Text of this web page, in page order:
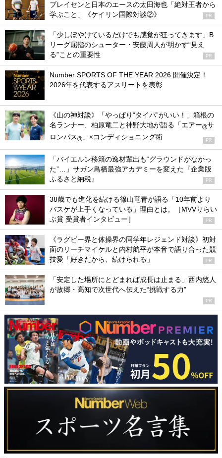
ブレイセンと日本のエースの太田海也「絶対王者から
学ぶこと」《ケイリン国際対談②》
PR
「少しぼやけているだけでも感覚が狂ってきます」B
リーグ屈指のシューター・安藤周人が明かす“見え
る”ことの重要性
PR
Number SPORTS OF THE YEAR 2026 開催決定！
2026年を代表するアスリートを表彰
《山の神対談》「やっぱり“タイパ”がいい！」箱根の
名ランナー、柏原竜二と神野大地が語る「エアー®サ
ロンパス® 」×コンディショニング術 PR
「バイエルン移籍の逸材輩出も“グラウンドがなかっ
た”…」サガン鳥栖最強アカデミーを変えた『企業版
ふるさと納税』
PR
38歳でも進化を続ける篠山竜青が語る「10年前より
バスケが上手くなっている」理由とは。［MVVりらい
ぶ賞 受賞者インタビュー］
PR
《ラグビー界と体操界の同学年レジェンド対談》初対
面のリーチマイケルと内村航平が本音で語り合った競
技愛「好きだから、続けられる」
PR
「安定した場所にとどまれば成長は止まる」西内悠人
が故郷・高知で次世代へ伝えた“挑戦する力”
PR